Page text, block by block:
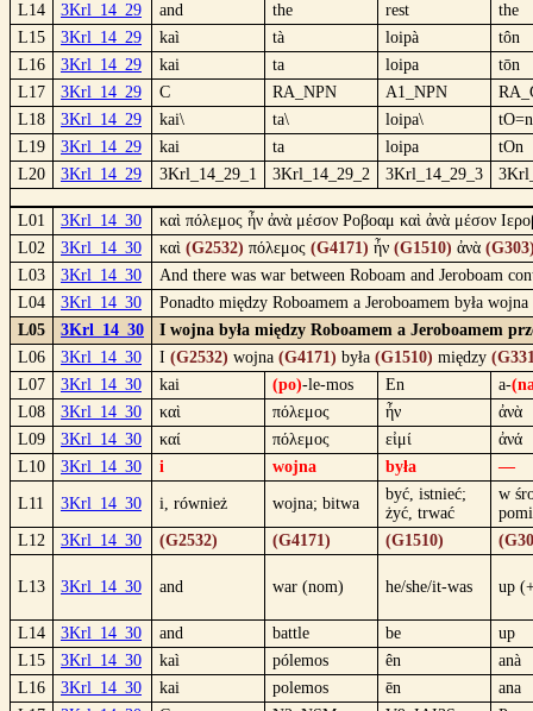
L14 3Krl_14_29 and the rest
the
L15
3Krl_14_29 kaì tà loipà
tôn
L16
3Krl_14_29 kai ta loipa
tōn
L17
3Krl_14_29 C RA_NPN A1_NPN
L18
3Krl_14_29 kai\ ta\ loipa\
tO=n
L19
3Krl_14_29 kai ta loipa
tOn
L20
3Krl_14_29 3Krl_14_29_1 3Krl_14_29_2 3Krl_14_29_3
L01 3Krl_14_30
καὶ πόλεμος ἦν ἀνὰ μέσον Ροβοαμ καὶ ἀνὰ μέσον
L02
3Krl_14_30 καὶ (G2532) πόλεμος (G4171) ἦν (G1510) ἀνὰ
L03
3Krl_14_30
And there was war between Roboam and Jeroboam
L04
3Krl_14_30
Ponadto między Roboamem a Jeroboamem była
L05
3Krl_14_30
I wojna była między Roboamem a Jeroboamem
L06
3Krl_14_30 I (G2532) wojna (G4171) była (G1510) między
L07
3Krl_14_30 kai (po)-le-mos En a-
L08
3Krl_14_30 καὶ πόλεμος ἦν
ἀνὰ
L09
3Krl_14_30 καί πόλεμος εἰμί
ἀνά
L10
3Krl_14_30 i wojna była —
L11 3Krl_14_30 i, również wojna; bitwa
być, istnieć;
żyć, trwać
w
L12
3Krl_14_30 (G2532) (G4171) (G1510)
L13 3Krl_14_30 and war (nom) he/she/it-was up
L14 3Krl_14_30 and battle be
up
L15
3Krl_14_30 kaì pólemos ên
anà
L16
3Krl_14_30 kai polemos ēn
ana